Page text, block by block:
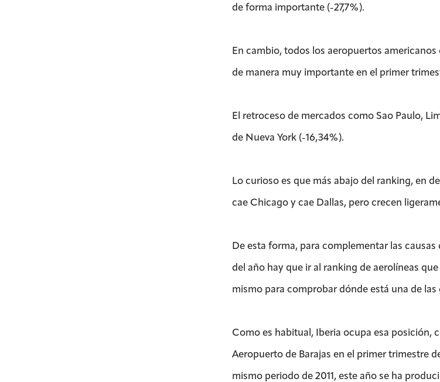
de forma importante (-27,7%).
En cambio, todos los aeropuertos americanos
de manera muy importante en el primer
El retroceso de mercados como Sao Paulo,
de Nueva York (-16,34%).
Lo curioso es que más abajo del ranking, en
cae Chicago y cae Dallas, pero crecen
De esta forma, para complementar las
del año hay que ir al ranking de aerolíneas
mismo para comprobar dónde está una de las
Como es habitual, Iberia ocupa esa posición,
Aeropuerto de Barajas en el primer trimestre
mismo periodo de 2011, este año se ha